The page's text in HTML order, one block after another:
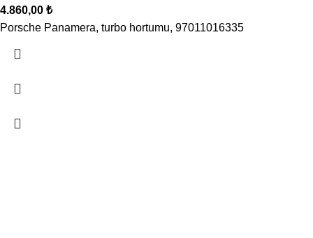
4.860,00 ₺
Porsche Panamera, turbo hortumu, 97011016335